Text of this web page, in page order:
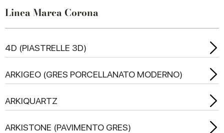
Linea Marca Corona
4D (PIASTRELLE 3D)
ARKIGEO (GRES PORCELLANATO MODERNO)
ARKIQUARTZ
ARKISTONE (PAVIMENTO GRES)